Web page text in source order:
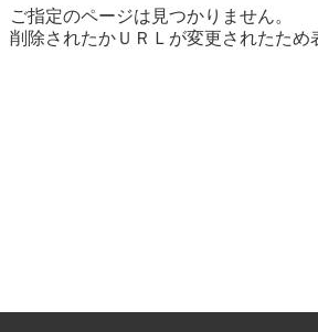
ご指定のページは見つかりません。
削除されたかＵＲＬが変更されたため